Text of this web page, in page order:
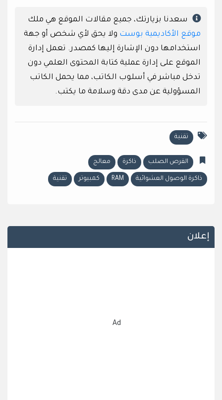
سعدنا بزيارتك، جميع مقالات الموقع هي ملك
موقع الأكاديمية بوست ولا يحق لأي شخص أو جهة
استخدامها دون الإشارة إليها كمصدر. تعمل إدارة
الموقع على إدارة عملية كتابة المحتوى العلمي دون
تدخل مباشر في أسلوب الكاتب، مما يحمل الكاتب
المسؤولية عن مدى دقة وسلامة ما يكتب.
تقنية
القرص الصلب ذاكرة معالج
ذاكرة الوصول العشوائية RAM كمبيوتر تقنية
إعلان
Ad